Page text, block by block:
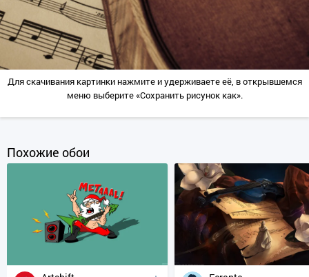
Для скачивания картинки нажмите и удерживаете её, в открывшемся
меню выберите «Сохранить рисунок как».
Похожие обои